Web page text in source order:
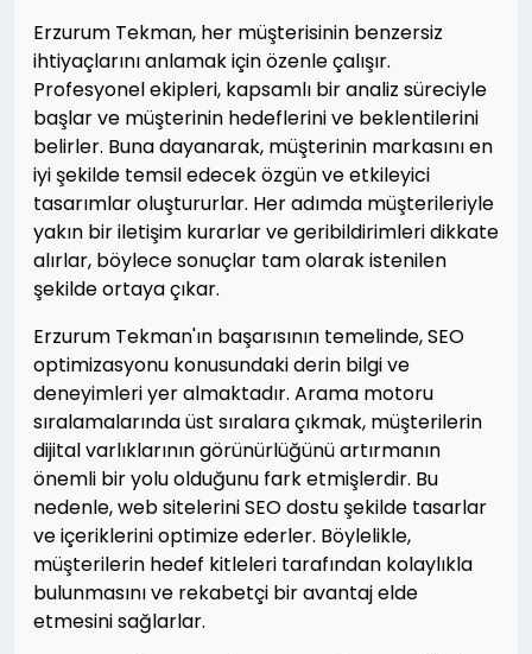
Erzurum Tekman, her müşterisinin benzersiz
ihtiyaçlarını anlamak için özenle çalışır.
Profesyonel ekipleri, kapsamlı bir analiz süreciyle
başlar ve müşterinin hedeflerini ve beklentilerini
belirler. Buna dayanarak, müşterinin markasını en
iyi şekilde temsil edecek özgün ve etkileyici
tasarımlar oluştururlar. Her adımda müşterileriyle
yakın bir iletişim kurarlar ve geribildirimleri dikkate
alırlar, böylece sonuçlar tam olarak istenilen
şekilde ortaya çıkar.
Erzurum Tekman'ın başarısının temelinde, SEO
optimizasyonu konusundaki derin bilgi ve
deneyimleri yer almaktadır. Arama motoru
sıralamalarında üst sıralara çıkmak, müşterilerin
dijital varlıklarının görünürlüğünü artırmanın
önemli bir yolu olduğunu fark etmişlerdir. Bu
nedenle, web sitelerini SEO dostu şekilde tasarlar
ve içeriklerini optimize ederler. Böylelikle,
müşterilerin hedef kitleleri tarafından kolaylıkla
bulunmasını ve rekabetçi bir avantaj elde
etmesini sağlarlar.